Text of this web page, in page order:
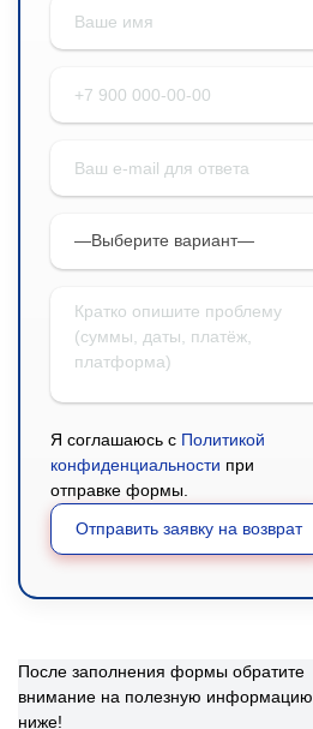
Я соглашаюсь с Политикой
конфиденциальности при
отправке формы.
После заполнения формы обратите
внимание на полезную информацию
ниже!